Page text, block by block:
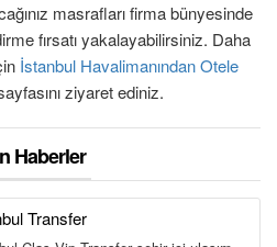
masrafları firma bünyesinde
fırsatı yakalayabilirsiniz. Daha
İstanbul Havalimanından Otele
ziyaret ediniz.
Haberler
Transfer